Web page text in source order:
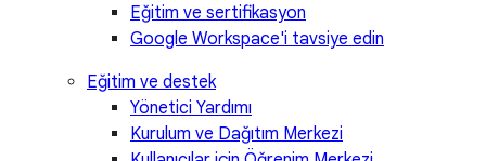
Eğitim ve sertifikasyon
Google Workspace'i tavsiye edin
Eğitim ve destek
Yönetici Yardımı
Kurulum ve Dağıtım Merkezi